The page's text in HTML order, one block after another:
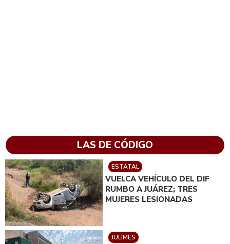
LAS DE CÓDIGO
ESTATAL
VUELCA VEHÍCULO DEL DIF
RUMBO A JUÁREZ; TRES
MUJERES LESIONADAS
JULIMES